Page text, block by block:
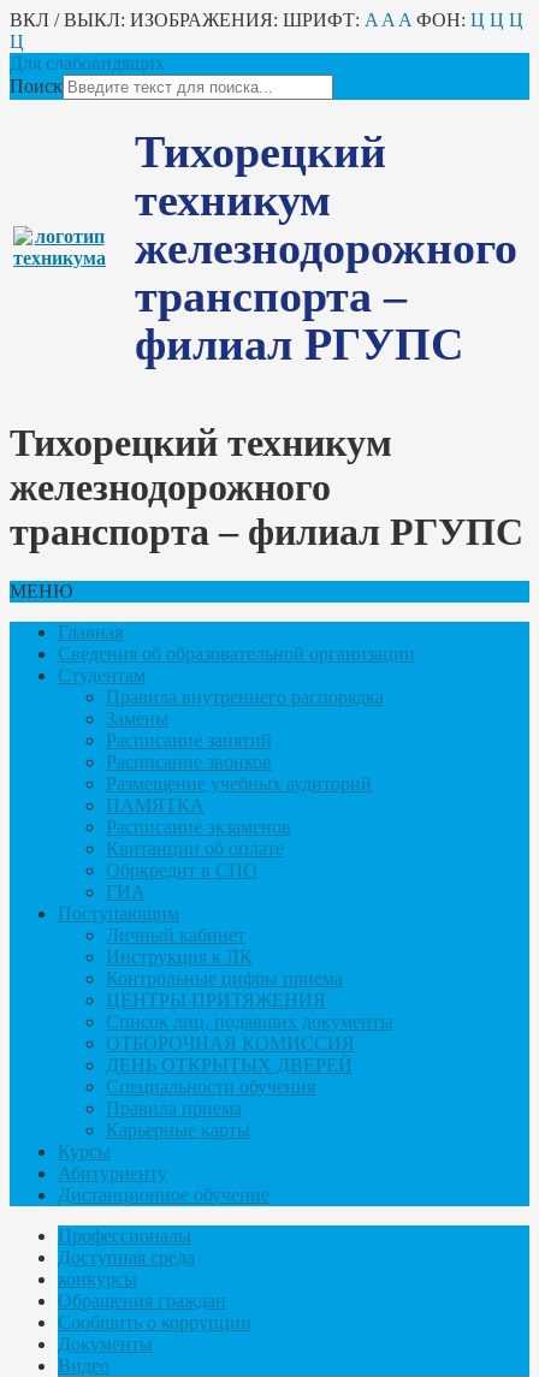
ВКЛ / ВЫКЛ: ИЗОБРАЖЕНИЯ: ШРИФТ: A A A ФОН: Ц Ц Ц
Ц
Для слабовидящих
Поиск
Тихорецкий
техникум
железнодорожного
транспорта –
филиал РГУПС
Тихорецкий техникум
железнодорожного
транспорта – филиал РГУПС
МЕНЮ
Главная
Сведения об образовательной организации
Студентам
Правила внутреннего распорядка
Замены
Расписание занятий
Расписание звонков
Размещение учебных аудиторий
ПАМЯТКА
Расписание экзаменов
Квитанции об оплате
Обркредит в СПО
ГИА
Поступающим
Личный кабинет
Инструкция к ЛК
Контрольные цифры приема
ЦЕНТРЫ ПРИТЯЖЕНИЯ
Список лиц, подавших документы
ОТБОРОЧНАЯ КОМИССИЯ
ДЕНЬ ОТКРЫТЫХ ДВЕРЕЙ
Специальности обучения
Правила приема
Карьерные карты
Курсы
Абитуриенту
Дистанционное обучение
Профессионалы
Доступная среда
конкурсы
Обращения граждан
Сообщить о коррупции
Документы
Видео